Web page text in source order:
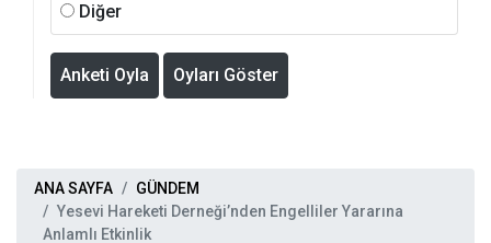
Diğer
Anketi Oyla Oyları Göster
ANA SAYFA
GÜNDEM
Yesevi Hareketi Derneği’nden Engelliler Yararına
Anlamlı Etkinlik